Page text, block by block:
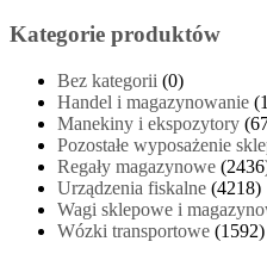
Kategorie produktów
Bez kategorii (0)
Handel i magazynowanie
Manekiny i ekspozytory
Pozostałe wyposażenie
Regały magazynowe
Urządzenia fiskalne (4218)
Wagi sklepowe i
Wózki transportowe (1592)